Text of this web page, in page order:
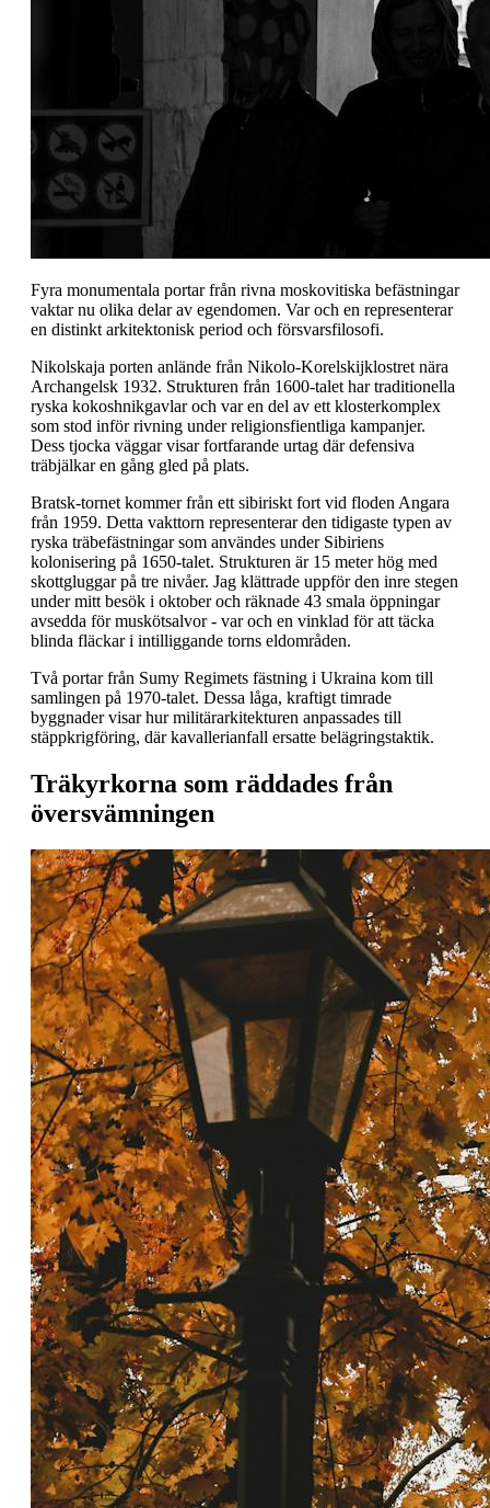
Fyra monumentala portar från rivna moskovitiska befästningar
vaktar nu olika delar av egendomen. Var och en representerar
en distinkt arkitektonisk period och försvarsfilosofi.
Nikolskaja porten anlände från Nikolo-Korelskijklostret nära
Archangelsk 1932. Strukturen från 1600-talet har traditionella
ryska kokoshnikgavlar och var en del av ett klosterkomplex
som stod inför rivning under religionsfientliga kampanjer.
Dess tjocka väggar visar fortfarande urtag där defensiva
träbjälkar en gång gled på plats.
Bratsk-tornet kommer från ett sibiriskt fort vid floden Angara
från 1959. Detta vakttorn representerar den tidigaste typen av
ryska träbefästningar som användes under Sibiriens
kolonisering på 1650-talet. Strukturen är 15 meter hög med
skottgluggar på tre nivåer. Jag klättrade uppför den inre stegen
under mitt besök i oktober och räknade 43 smala öppningar
avsedda för muskötsalvor - var och en vinklad för att täcka
blinda fläckar i intilliggande torns eldområden.
Två portar från Sumy Regimets fästning i Ukraina kom till
samlingen på 1970-talet. Dessa låga, kraftigt timrade
byggnader visar hur militärarkitekturen anpassades till
stäppkrigföring, där kavallerianfall ersatte belägringstaktik.
Träkyrkorna som räddades från
översvämningen